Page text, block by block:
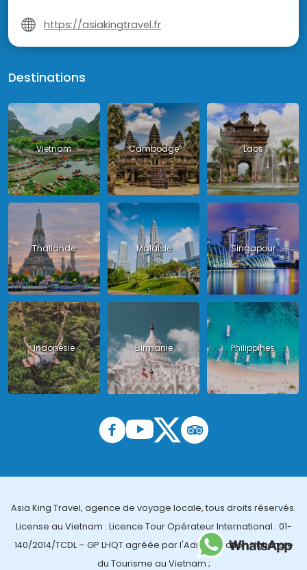
https://asiakingtravel.fr
Destinations
Vietnam Cambodge Laos
Thailande Malaisie Singapour
Indonésie Birmanie Philippines
Asia King Travel, agence de voyage locale, tous droits réservés.
License au Vietnam : Licence Tour Opérateur International : 01-
140/2014/TCDL – GP LHQT agréée par l'Administration Nationale
du Tourisme au Vietnam ;